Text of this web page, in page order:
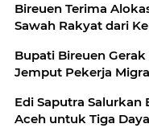
Bireuen Terima
Sawah Rakyat dari
Bupati Bireuen
Jemput Pekerja
Edi Saputra
Aceh untuk Tiga